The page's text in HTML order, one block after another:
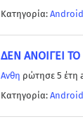
Κατηγορία: Android
ΔΕΝ ΑΝΟΙΓΕΙ
Ανθη ρώτησε 5 έτη
Κατηγορία: Android